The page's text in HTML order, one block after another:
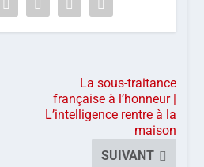
La sous-traitance
française à l’honneur |
L’intelligence rentre à la
maison
SUIVANT